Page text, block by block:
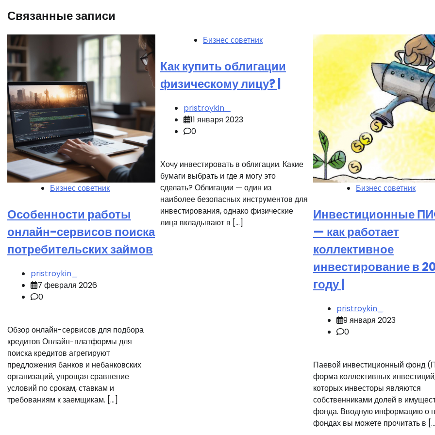
записям
Связанные записи
Бизнес советник
Особенности работы
онлайн-сервисов поиска
потребительских займов
pristroykin_
7 февраля 2026
0
Обзор онлайн-сервисов для подбора
кредитов Онлайн-платформы для
поиска кредитов агрегируют
предложения банков и небанковских
организаций, упрощая сравнение
условий по срокам, ставкам и
требованиям к заемщикам. […]
Бизнес советник
Как купить облигации
физическому лицу? |
pristroykin_
11 января 2023
0
Хочу инвестировать в облигации. Какие
бумаги выбрать и где я могу это
сделать? Облигации — один из
наиболее безопасных инструментов для
инвестирования, однако физические
лица вкладывают в […]
Бизнес советник
Инвестиционные
— как работает
коллективное
инвестирование в
году |
pristroykin_
9 января 2023
0
Паевой инвестиционный фонд
форма коллективных
которых инвесторы являются
собственниками долей в
фонда. Вводную информацию о
фондах вы можете прочитать в